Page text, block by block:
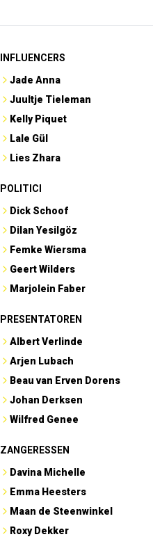
INFLUENCERS
Jade Anna
Juultje Tieleman
Kelly Piquet
Lale Gül
Lies Zhara
POLITICI
Dick Schoof
Dilan Yesilgöz
Femke Wiersma
Geert Wilders
Marjolein Faber
PRESENTATOREN
Albert Verlinde
Arjen Lubach
Beau van Erven Dorens
Johan Derksen
Wilfred Genee
ZANGERESSEN
Davina Michelle
Emma Heesters
Maan de Steenwinkel
Roxy Dekker